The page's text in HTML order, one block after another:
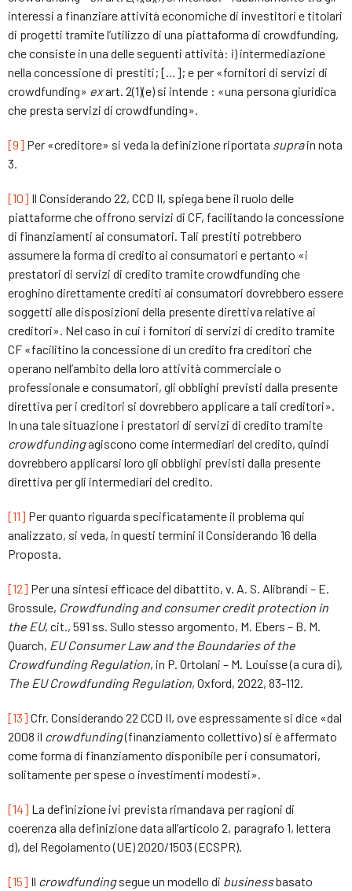
interessi a finanziare attività economiche di investitori e titolari
di progetti tramite l’utilizzo di una piattaforma di crowdfunding,
che consiste in una delle seguenti attività: i) intermediazione
nella concessione di prestiti; […]; e per «fornitori di servizi di
crowdfunding» exart. 2(1)(e) si intende : «una persona giuridica
che presta servizi di crowdfunding».
[9] Per «creditore» si veda la definizione riportata suprain nota
3.
[10] Il Considerando 22, CCD II, spiega bene il ruolo delle
piattaforme che offrono servizi di CF, facilitando la concessione
di finanziamenti ai consumatori. Tali prestiti potrebbero
assumere la forma di credito ai consumatori e pertanto «i
prestatori di servizi di credito tramite crowdfunding che
eroghino direttamente crediti ai consumatori dovrebbero essere
soggetti alle disposizioni della presente direttiva relative ai
creditori». Nel caso in cui i fornitori di servizi di credito tramite
CF «facilitino la concessione di un credito fra creditori che
operano nell’ambito della loro attività commerciale o
professionale e consumatori, gli obblighi previsti dalla presente
direttiva per i creditori si dovrebbero applicare a tali creditori».
In una tale situazione i prestatori di servizi di credito tramite
crowdfundingagiscono come intermediari del credito, quindi
dovrebbero applicarsi loro gli obblighi previsti dalla presente
direttiva per gli intermediari del credito.
[11] Per quanto riguarda specificatamente il problema qui
analizzato, si veda, in questi termini il Considerando 16 della
Proposta.
[12] Per una sintesi efficace del dibattito, v. A. S. Alibrandi – E.
Grossule, Crowdfunding and consumer credit protection in
the EU, cit., 591 ss. Sullo stesso argomento, M. Ebers – B. M.
Quarch, EU Consumer Law and the Boundaries of the
Crowdfunding Regulation, in P. Ortolani – M. Louisse (a cura di),
The EU Crowdfunding Regulation, Oxford, 2022, 83-112.
[13] Cfr. Considerando 22 CCD II, ove espressamente si dice «dal
2008 il crowdfunding(finanziamento collettivo) si è affermato
come forma di finanziamento disponibile per i consumatori,
solitamente per spese o investimenti modesti».
[14] La definizione ivi prevista rimandava per ragioni di
coerenza alla definizione data all’articolo 2, paragrafo 1, lettera
d), del Regolamento (UE) 2020/1503 (ECSPR).
[15] Il crowdfundingsegue un modello di businessbasato